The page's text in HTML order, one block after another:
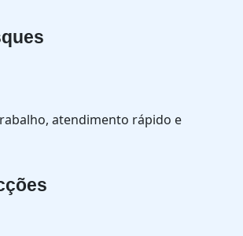
atendimento rápido e